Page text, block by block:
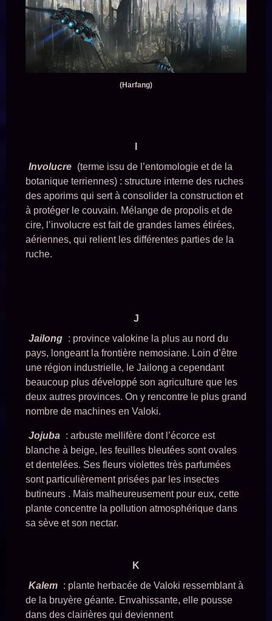
(Harfang)
Involucre
(terme issu de l’entomologie et de la
botanique terriennes) : structure interne des ruches
des aporims qui sert à consolider la construction et
à protéger le couvain. Mélange de propolis et de
cire, l’involucre est fait de grandes lames étirées,
aériennes, qui relient les différentes parties de la
ruche.
J
Jailong
: province valokine la plus au nord du
pays, longeant la frontière nemosiane. Loin d’être
une région industrielle, le Jailong a cependant
beaucoup plus développé son agriculture que les
deux autres provinces. On y rencontre le plus grand
nombre de machines en Valoki.
Jojuba
: arbuste mellifère dont l’écorce est
blanche à beige, les feuilles bleutées sont ovales
et dentelées. Ses fleurs violettes très parfumées
sont particulièrement prisées par les insectes
butineurs . Mais malheureusement pour eux, cette
plante concentre la pollution atmosphérique dans
sa sève et son nectar.
K
Kalem
: plante herbacée de Valoki ressemblant à
de la bruyère géante. Envahissante, elle pousse
dans des clairières qui deviennent